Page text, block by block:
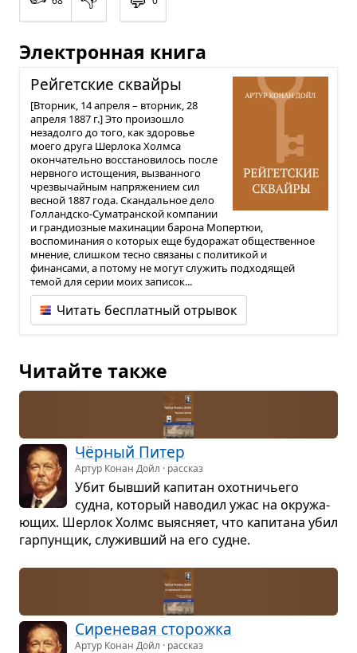
Электронная книга
Рейгет­ские сквайры
[Вторник, 14 апреля – вторник, 28
апреля 1887 г.] Это произошло
незадолго до того, как здоровье
моего друга Шерлока Холмса
окончательно восстановилось после
нервного истощения, вызванного
чрезвычайным напряжением сил
весной 1887 года. Скандальное дело
Голландско-Суматранской компании
и грандиозные махинации барона Мопертюи,
воспоминания о которых еще будоражат общественное
мнение, слишком тесно связаны с политикой и
финансами, а потому не могут служить подходящей
темой для серии моих записок...
Читать бесплатный отрывок
Читайте также
Чёр­ный Питер
Артур Конан Дойл · рассказ
Убит быв­ший капи­тан охот­ни­чьего
судна, кото­рый наво­дил ужас на окру­жа­
ю­щих. Шер­лок Холмс выяс­няет, что капи­тана убил
гар­пун­щик, слу­жив­ший на его судне.
Сире­не­вая сто­рожка
Артур Конан Дойл · рассказ